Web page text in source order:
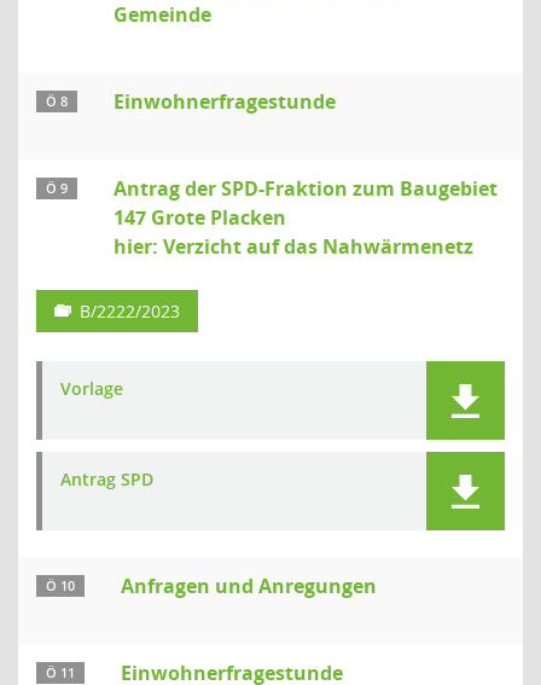
Gemeinde
Ö 8 Einwohnerfragestunde
Ö 9
Antrag der SPD-Fraktion zum Baugebiet
147 Grote Placken
hier: Verzicht auf das Nahwärmenetz
B/2222/2023
Vorlage
Antrag SPD
Ö 10 Anfragen und Anregungen
Ö 11 Einwohnerfragestunde